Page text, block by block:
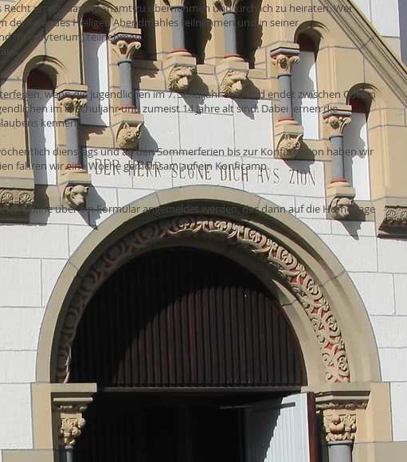
erteilt, das Patenamt zu übernehmen und kirchlich zu heiraten. Wer
Feier des Heiligen Abendmahles teilnehmen und in seiner
(Presbyterium) teilnehmen.
wenn die Jugendlichen im 7. Schuljahr sind und endet zwischen Ostern
im 8. Schuljahr und zumeist 14 Jahre alt sind. Dabei lernen die
kennen.
dienstags und ab den Sommerferien bis zur Konfirmation haben wir
fahren wir eine Woche gemeinsam auf ein Konficamp.
online über ein Formular angemeldet werden, das dann auf die Homepage